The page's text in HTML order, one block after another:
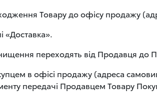
Товару до офісу продажу
«Доставка».
переходять від Продавця до
в офісі продажу (адреса
передачі Продавцем Товару